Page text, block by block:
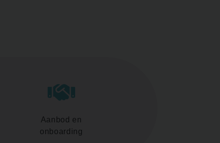
Aanbod en
onboarding